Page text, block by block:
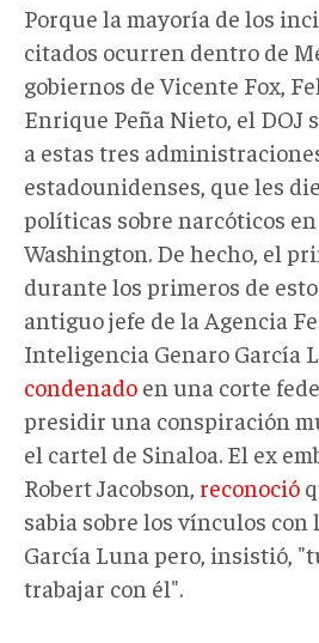
Porque la mayoría de los
citados ocurren dentro de
gobiernos de Vicente Fox,
Enrique Peña Nieto, el DOJ
a estas tres
estadounidenses, que les
políticas sobre narcóticos
Washington. De hecho, el
durante los primeros de
antiguo jefe de la Agencia
Inteligencia Genaro García
condenado en una corte
presidir una conspiración
el cartel de Sinaloa. El ex
Robert Jacobson, reconoció
sabia sobre los vínculos con
García Luna pero, insistió,
trabajar con él".